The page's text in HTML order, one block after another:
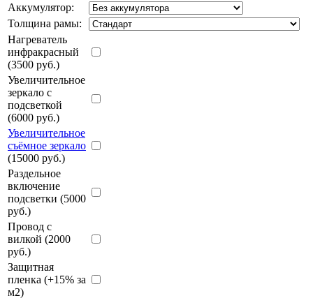
Аккумулятор:
Толщина рамы:
Нагреватель
инфракрасный
(3500 руб.)
Увеличительное
зеркало с
подсветкой
(6000 руб.)
Увеличительное
съёмное зеркало
(15000 руб.)
Раздельное
включение
подсветки (5000
руб.)
Провод с
вилкой (2000
руб.)
Защитная
пленка (+15% за
м2)